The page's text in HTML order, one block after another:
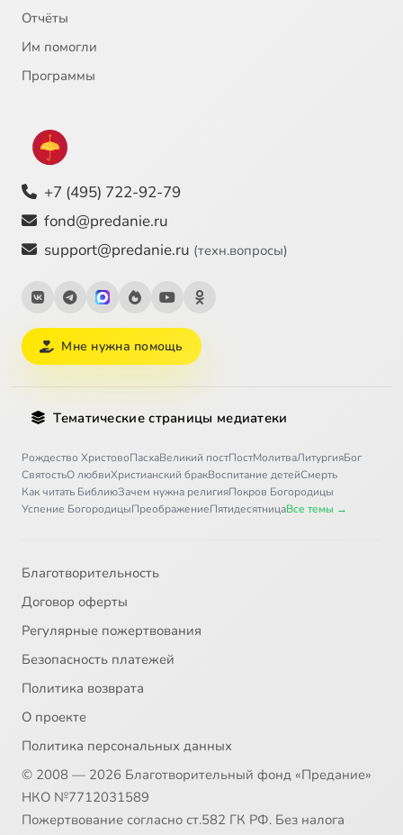
Отчёты
Им помогли
Программы
+7 (495) 722-92-79
fond@predanie.ru
support@predanie.ru (техн.вопросы)
Мне нужна помощь
Тематические страницы медиатеки
Рождество ХристовоПасхаВеликий постПостМолитваЛитургияБог
СвятостьО любвиХристианский бракВоспитание детейСмерть
Как читать БиблиюЗачем нужна религияПокров Богородицы
Успение БогородицыПреображениеПятидесятницаВсе темы →
Благотворительность
Договор оферты
Регулярные пожертвования
Безопасность платежей
Политика возврата
О проекте
Политика персональных данных
© 2008 — 2026 Благотворительный фонд «Предание»
НКО №7712031589
Пожертвование согласно ст.582 ГК РФ. Без налога